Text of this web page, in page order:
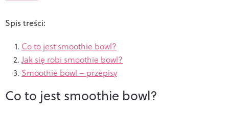
Spis treści:
Co to jest smoothie bowl?
Jak się robi smoothie bowl?
Smoothie bowl – przepisy
Co to jest smoothie bowl?